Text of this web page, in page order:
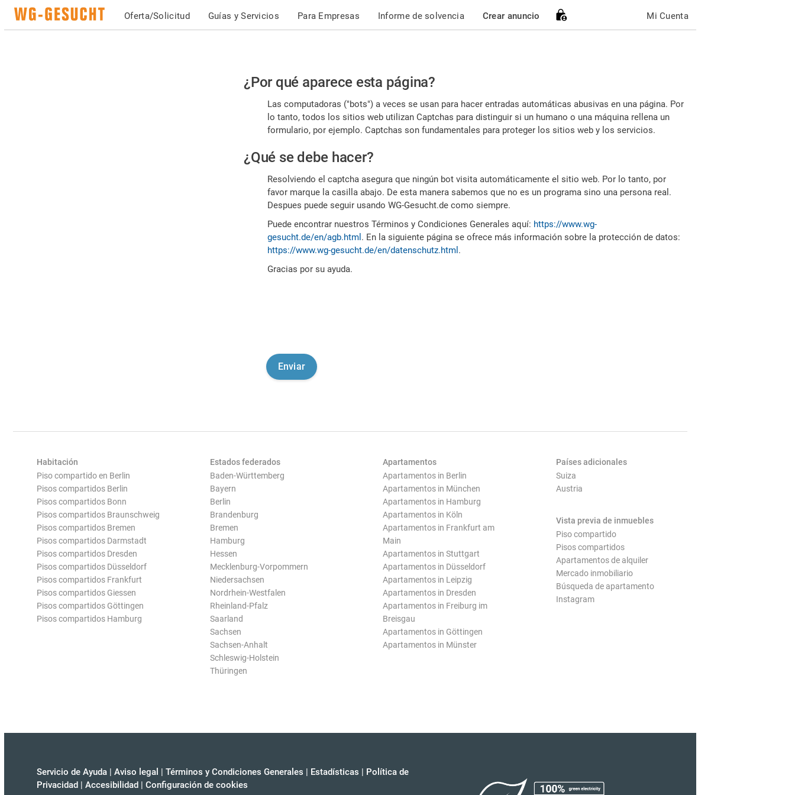
Oferta/Solicitud Guías y Servicios Para Empresas Informe de solvencia Crear anuncio Mi Cuenta
Por
favor,
confirme
es
humano
¿Por qué aparece esta página?
Las computadoras ("bots") a veces se usan para hacer entradas automáticas abusivas en una página. Por
lo tanto, todos los sitios web utilizan Captchas para distinguir si un humano o una máquina rellena un
formulario, por ejemplo. Captchas son fundamentales para proteger los sitios web y los servicios.
¿Qué se debe hacer?
Resolviendo el captcha asegura que ningún bot visita automáticamente el sitio web. Por lo tanto, por
favor marque la casilla abajo. De esta manera sabemos que no es un programa sino una persona real.
Despues puede seguir usando WG-Gesucht.de como siempre.
Puede encontrar nuestros Términos y Condiciones Generales aquí: https://www.wg-
gesucht.de/en/agb.html . En la siguiente página se ofrece más información sobre la protección de datos:
https://www.wg-gesucht.de/en/datenschutz.html .
Gracias por su ayuda.
Habitación
Piso compartido en Berlin
Pisos compartidos Berlin
Pisos compartidos Bonn
Pisos compartidos Braunschweig
Pisos compartidos Bremen
Pisos compartidos Darmstadt
Pisos compartidos Dresden
Pisos compartidos Düsseldorf
Pisos compartidos Frankfurt
Pisos compartidos Giessen
Pisos compartidos Göttingen
Pisos compartidos Hamburg
Estados federados
Baden-Württemberg
Bayern
Berlin
Brandenburg
Bremen
Hamburg
Hessen
Mecklenburg-Vorpommern
Niedersachsen
Nordrhein-Westfalen
Rheinland-Pfalz
Saarland
Sachsen
Sachsen-Anhalt
Schleswig-Holstein
Thüringen
Apartamentos
Apartamentos in Berlin
Apartamentos in München
Apartamentos in Hamburg
Apartamentos in Köln
Apartamentos in Frankfurt am
Main
Apartamentos in Stuttgart
Apartamentos in Düsseldorf
Apartamentos in Leipzig
Apartamentos in Dresden
Apartamentos in Freiburg im
Breisgau
Apartamentos in Göttingen
Apartamentos in Münster
Países adicionales
Suiza
Austria
Vista previa de inmuebles
Piso compartido
Pisos compartidos
Apartamentos de alquiler
Mercado inmobiliario
Búsqueda de apartamento
Instagram
Servicio de Ayuda | Aviso legal | Términos y Condiciones Generales | Estadísticas | Política de
Privacidad | Accesibilidad | Configuración de cookies